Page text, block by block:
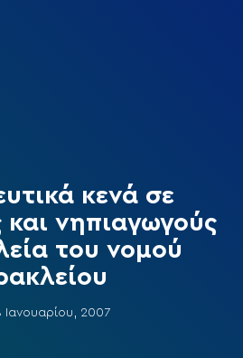
κενά σε
νηπιαγωγούς
του νομού
Ιανουαρίου, 2007